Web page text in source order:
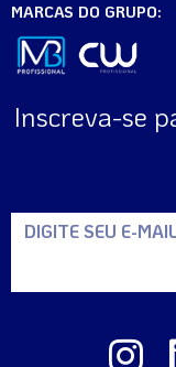
MARCAS DO GRUPO:
Inscreva-se